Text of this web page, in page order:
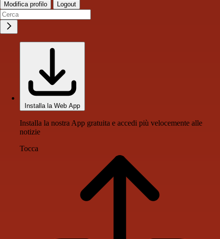
Modifica profilo Logout
Installa la Web App
Installa la nostra App gratuita e accedi più velocemente alle
notizie
Tocca